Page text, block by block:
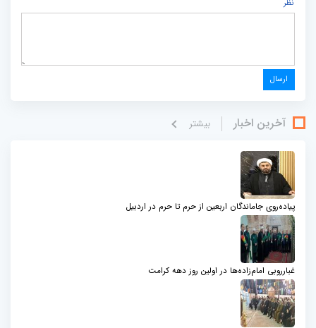
نظر
آخرین اخبار بيشتر
پیاده‌روی جاماندگان اربعین از حرم تا حرم در اردبیل
غبارروبی امام‌زاده‌ها در اولین روز دهه کرامت